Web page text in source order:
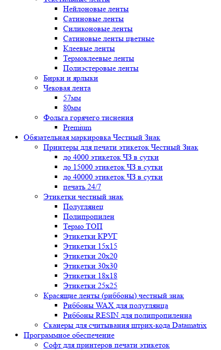
Нейлоновые ленты
Сатиновые ленты
Силиконовые ленты
Сатиновые ленты цветные
Клеевые ленты
Термоклеевые ленты
Полиэстеровые ленты
Бирки и ярлыки
Чековая лента
57мм
80мм
Фольга горячего тиснения
Premium
Обязательная маркировка Честный Знак
Принтеры для печати этикеток Честный Знак
до 4000 этикеток ЧЗ в сутки
до 15000 этикеток ЧЗ в сутки
до 40000 этикеток ЧЗ в сутки
печать 24/7
Этикетки честный знак
Полуглянец
Полипропилен
Термо ТОП
Этикетки КРУГ
Этикетки 15х15
Этикетки 20х20
Этикетки 30х30
Этикетки 18х18
Этикетки 25х25
Красящие ленты (риббоны) честный знак
Риббоны WAX для полуглянца
Риббоны RESIN для полипропиленна
Сканеры для считывания штрих-кода Datamatrix
Программное обеспечение
Софт для принтеров печати этикеток